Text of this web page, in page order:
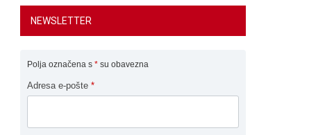
NEWSLETTER
Polja označena s * su obavezna
Adresa e-pošte *